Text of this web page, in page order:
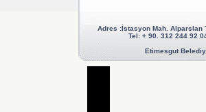
Adres :İstasyon Mah. Alparslan
Tel: + 90. 312 244 92
Etimesgut